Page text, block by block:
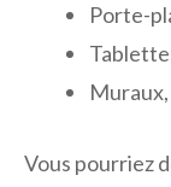
Porte-
Vous pourriez